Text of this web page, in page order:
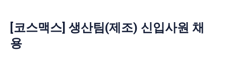
[코스맥스] 생산팀(제조) 신입사원 채
용